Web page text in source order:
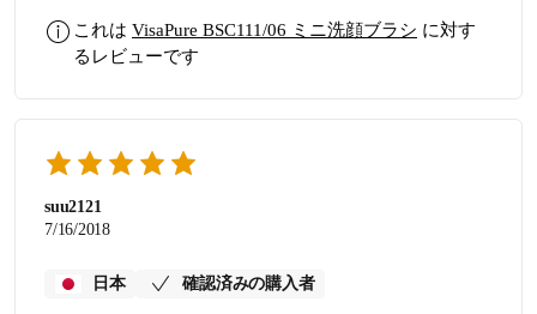
一つ買い足しました。一つのボディ
で2人で使用できるのでお得感ありま
これは VisaPure BSC111/06 ミニ洗顔ブラシ に対す
るレビューです
suu2121
7/16/2018
日本 確認済みの購入者